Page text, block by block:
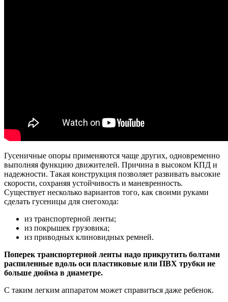
Гусеничные опоры применяются чаще других, одновременно
выполняя функцию движителей. Причина в высоком КПД и
надежности. Такая конструкция позволяет развивать высокие
скорости, сохраняя устойчивость и маневренность.
Существует несколько вариантов того, как своими руками
сделать гусеницы для снегохода:
из транспортерной ленты;
из покрышек грузовика;
из приводных клиновидных ремней.
Поперек транспортерной ленты надо прикрутить болтами
распиленные вдоль оси пластиковые или ПВХ трубки не
больше дюйма в диаметре.
С таким легким аппаратом может справиться даже ребенок.